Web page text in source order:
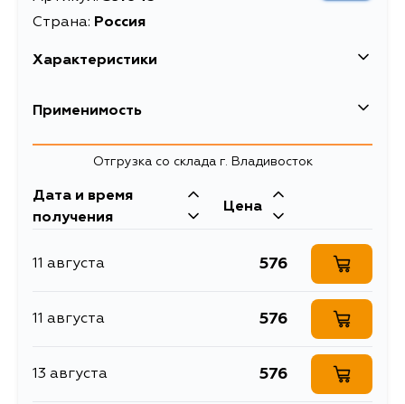
Страна: Россия
Характеристики
Описание
Товарная группа стойки стабилизатора
Применимость
Отгрузка со склада г. Владивосток
Дата и время
получения
Цена
11 августа 576
11 августа 576
13 августа 576